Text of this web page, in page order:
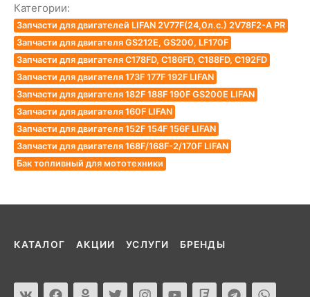
Категории:
Запчасти для двигателей LIFAN 2V77F(24,0л.с.) 2V78F2-A PR
Запчасти для двигателя GS212E, GS200, LF170F
Запчасти для двигателя C178FD, C186FD, C188FD, C192FD
Запчасти для двигателя 173F 177F 192F LIFAN
Запчасти для двигателя 182F 188F 190F GS200E LIFAN
Запчасти для двигателя 160F LIFAN
Запчасти для двигателя 152F 154F 156F LIFAN
Запчасти для двигателя 168F/168F-2/170F LIFAN
Бак топливный для мототехники
КАТАЛОГ АКЦИИ УСЛУГИ БРЕНДЫ